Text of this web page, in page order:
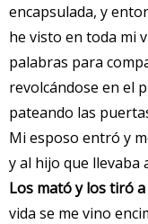
encapsulada, y
he visto en toda mi
palabras para
revolcándose en el
pateando las
Mi esposo entró y
y al hijo que llevaba
Los mató y los tiró a
vida se me vino